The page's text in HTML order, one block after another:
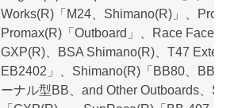
Works(R)「M24、Shimano(R)」、
Promax(R)「Outboard」、Race
GXP(R)、BSA Shimano(R)、T47
EB2402」、Shimano(R)「BB80、
ーナル型BB、and Other Outboards、